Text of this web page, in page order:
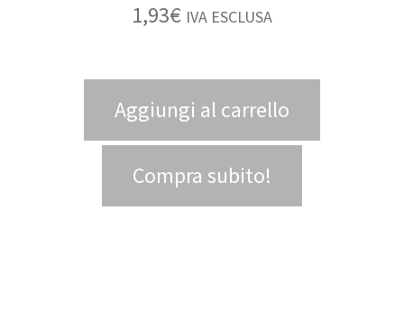
1,93€ IVA ESCLUSA
Aggiungi al carrello
Compra subito!